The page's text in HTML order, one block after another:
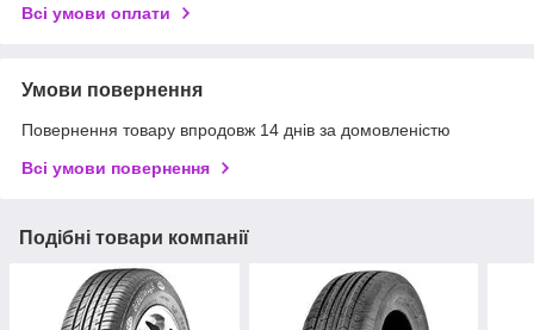
Всі умови оплати
Умови повернення
Повернення товару впродовж 14 днів за домовленістю
Всі умови повернення
Подібні товари компанії